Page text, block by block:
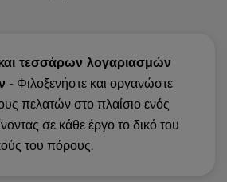
τεσσάρων λογαριασμών
- Φιλοξενήστε και οργανώστε
πελατών στο πλαίσιο ενός
σε κάθε έργο το δικό του
του πόρους.